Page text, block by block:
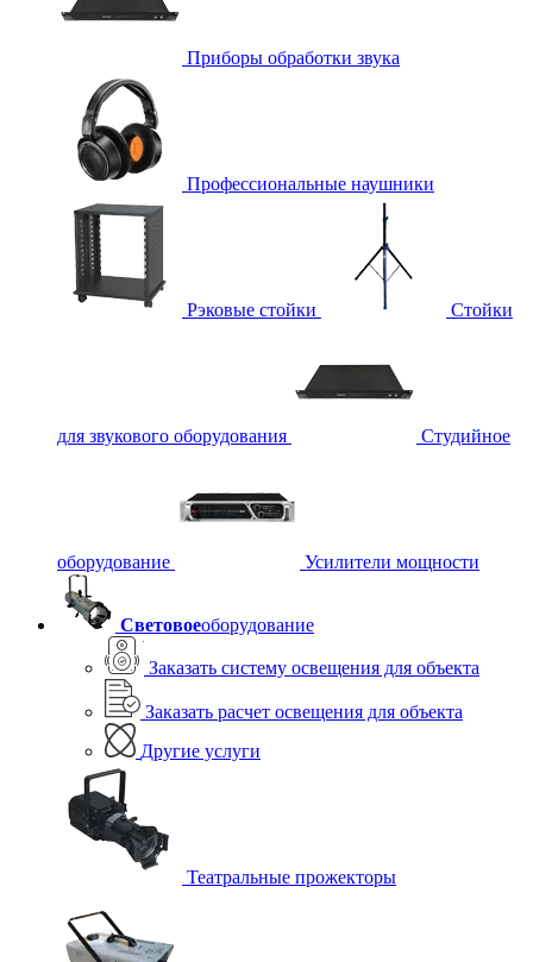
Приборы обработки звука
Профессиональные наушники
Рэковые стойки Стойки
для звукового оборудования Студийное
оборудование Усилители мощности
Световоеоборудование
Заказать систему освещения для объекта
Заказать расчет освещения для объекта
Другие услуги
Театральные прожекторы